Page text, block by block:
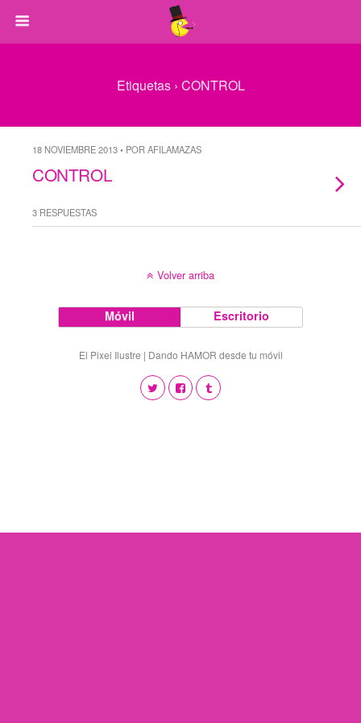
Etiquetas › CONTROL
18 NOVIEMBRE 2013 • POR AFILAMAZAS
CONTROL
3 RESPUESTAS
Volver arriba
Móvil Escritorio
El Pixel Ilustre | Dando HAMOR desde tu móvil